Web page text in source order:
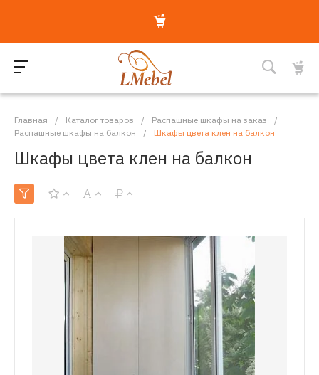
Главная / Каталог товаров / Распашные шкафы на заказ
/
Распашные шкафы на балкон
/ Шкафы цвета клен на балкон
Шкафы цвета клен на балкон